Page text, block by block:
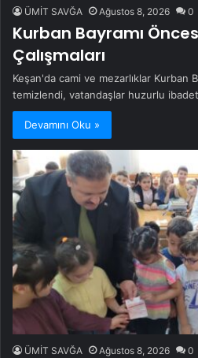
ÜMİT SAVĞA Ağustos 8, 2026 0
Kurban Bayramı
Çalışmaları
Keşan'da cami ve mezarlıklar Kurban
temizlendi, vatandaşlar huzurlu
Devamını Oku »
ÜMİT SAVĞA Ağustos 8, 2026 0